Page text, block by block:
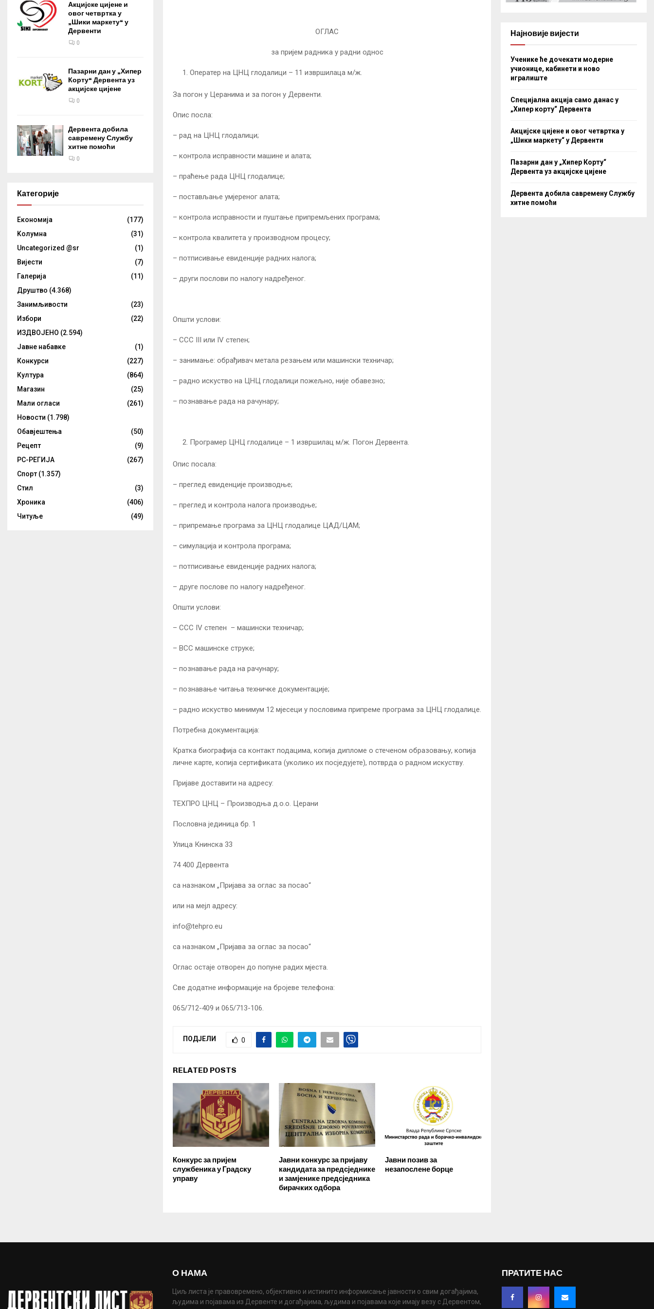
ОГЛАС
за пријем радника у радни однос
Оператер на ЦНЦ глодалици – 11 извршилаца м/ж.
За погон у Церанима и за погон у Дервенти.
Опис посла:
– рад на ЦНЦ глодалици;
– контрола исправности машине и алата;
– праћење рада ЦНЦ глодалице;
– постављање умјереног алата;
– контрола исправности и пуштање припремљених програма;
– контрола квалитета у производном процесу;
– потписивање евиденције радних налога;
– други послови по налогу надређеног.
Општи услови:
– ССС III или IV степен;
– занимање: обрађивач метала резањем или машински техничар;
– радно искуство на ЦНЦ глодалици пожељно, није обавезно;
– познавање рада на рачунару;
Програмер ЦНЦ глодалице – 1 извршилац м/ж. Погон Дервента.
Опис посала:
– преглед евиденције производње;
– преглед и контрола налога производње;
– припремање програма за ЦНЦ глодалице ЦАД/ЦАМ;
– симулација и контрола програма;
– потписивање евиденције радних налога;
– друге послове по налогу надређеног.
Општи услови:
– ССС IV степен – машински техничар;
– ВСС машинске струке;
– познавање рада на рачунару;
– познавање читања техничке документације;
– радно искуство минимум 12 мјесеци у пословима припреме програма за ЦНЦ глодалице.
Потребна документација:
Кратка биографија са контакт подацима, копија дипломе о стеченом образовању, копија
личне карте, копија сертификата (уколико их посједујете), потврда о радном искуству.
Пријаве доставити на адресу:
ТЕХПРО ЦНЦ – Производња д.о.о. Церани
Пословна јединица бр. 1
Улица Книнска 33
74 400 Дервента
са назнаком „Пријава за оглас за посао“
или на мејл адресу:
info@tehpro.eu
са назнаком „Пријава за оглас за посао“
Оглас остаје отворен до попуне радих мјеста.
Све додатне информације на бројеве телефона:
065/712-409 и 065/713-106.
ПОДЈЕЛИ 0
RELATED POSTS
Конкурс за пријем
службеника у Градску
управу
Јавни конкурс за пријаву
кандидата за предсједнике
и замјенике предсједника
бирачких одбора
Јавни позив за
незапослене борце
Акцијске цијене и
овог четвртка у
„Шики маркету“ у
Дервенти
0
Пазарни дан у „Хипер
Корту“ Дервента уз
акцијске цијене
0
Дервента добила
савремену Службу
хитне помоћи
0
Категорије
Eкономија
(177)
Kолумнa
(31)
Uncategorized @sr
(1)
Вијести
(7)
Галерија
(11)
Друштво (4.368)
Занимљивости
(23)
Избори
(22)
ИЗДВОЈЕНО (2.594)
Јавне набавке
(1)
Конкурси
(227)
Култура
(864)
Магазин
(25)
Мали огласи
(261)
Новости (1.798)
Обавјештења
(50)
Рецепт
(9)
РС-РЕГИЈА
(267)
Спорт (1.357)
Стил
(3)
Хроника
(406)
Читуље
(49)
Најновије вијести
Ученике ће дочекати модерне
учионице, кабинети и ново
игралиште
Специјална акција само данас у
„Хипер корту“ Дервента
Акцијске цијене и овог четвртка у
„Шики маркету“ у Дервенти
Пазарни дан у „Хипер Корту“
Дервента уз акцијске цијене
Дервента добила савремену Службу
хитне помоћи
О НАМА
Циљ листа је правовремено, објективно и истинито информисање јавности о свим догађајима,
људима и појавама из Дервенте и догађајима, људима и појавама које имају везу с Дервентом,
ПРАТИТЕ НАС